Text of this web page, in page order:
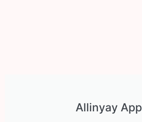
Allinyay App